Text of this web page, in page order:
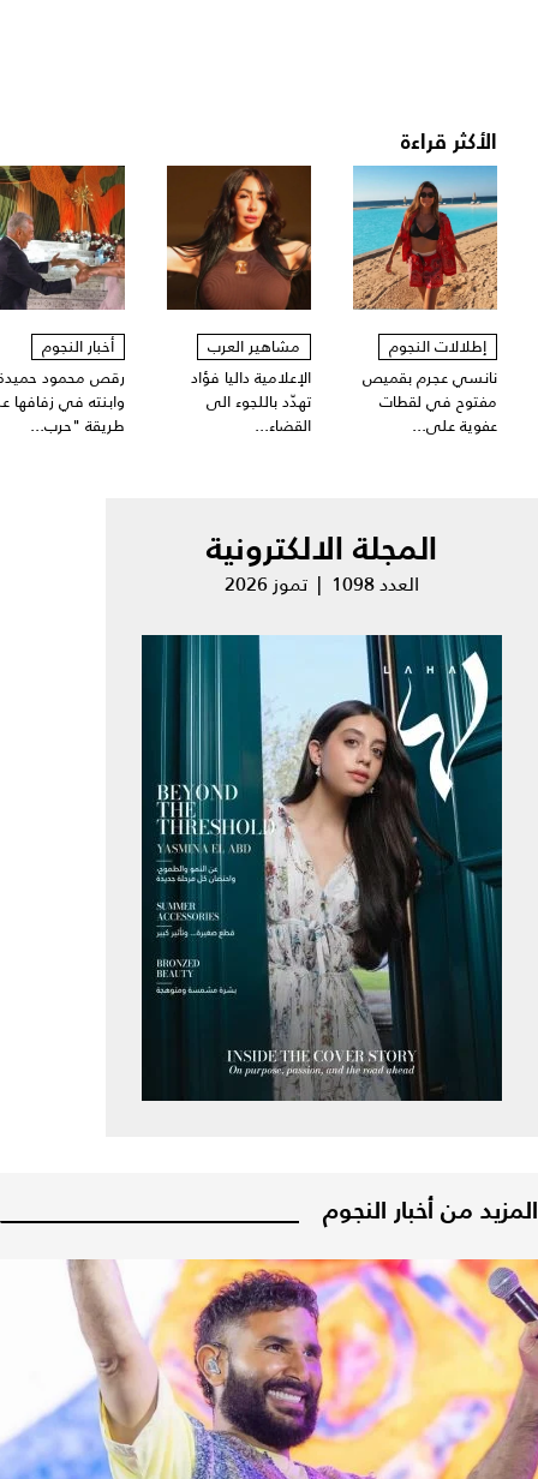
الأكثر قراءة
إطلالات النجوم
نانسي عجرم بقميص
مفتوح في لقطات
عفوية على...
مشاهير العرب
الإعلامية داليا فؤاد
تهدّد باللجوء الى
القضاء...
أخبار النجوم
رقص محمود
وابنته في زفافها
طريقة "حرب...
المجلة الالكترونية
العدد 1098 | تموز 2026
المزيد من أخبار النجوم